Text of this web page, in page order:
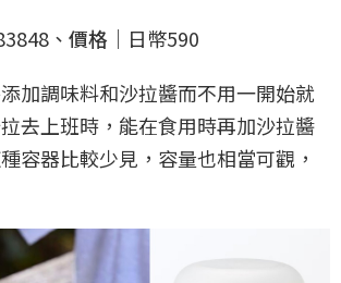
、 價格｜ 日幣590
加調味料和沙拉醬而不用一開始就
去上班時，能在食用時再加沙拉醬
容器比較少見，容量也相當可觀，